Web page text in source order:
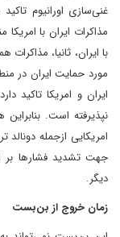
غنی‌سازی اورانیوم
مذاکرات ایران با امریکا
با ایران، ثانیا،
مورد حمایت ایران در
ایران و امریکا تاکید
نپذیرفته است. بنابراین
امریکایی ازجمله
جهت تشدید فشارها بر
دیگر.
زمان خروج از بن‌بست